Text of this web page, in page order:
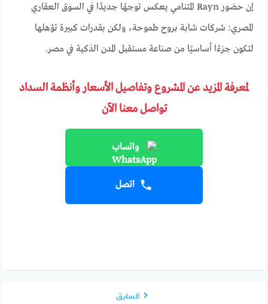
إن حضور Rayn المتنامي يعكس توجهًا جديدًا في السوق العقاري
المصري: شركات شابة بروح طموحة، ولكن بقدرات كبيرة تؤهلها
لتكون جزءًا أساسيًا من صناعة مستقبل المدن الذكية في مصر.
لمعرفة المزيد عن المشروع وتفاصيل الأسعار وأنظمة السداد
تواصل معنا الآن
واتساب
اتصل
السابق